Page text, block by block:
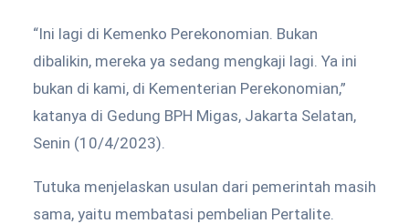
“Ini lagi di Kemenko Perekonomian. Bukan
dibalikin, mereka ya sedang mengkaji lagi. Ya ini
bukan di kami, di Kementerian Perekonomian,”
katanya di Gedung BPH Migas, Jakarta Selatan,
Senin (10/4/2023).
Tutuka menjelaskan usulan dari pemerintah masih
sama, yaitu membatasi pembelian Pertalite.